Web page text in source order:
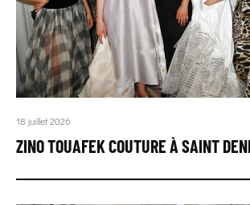
18 juillet 2026
ZINO TOUAFEK COUTURE À SAINT